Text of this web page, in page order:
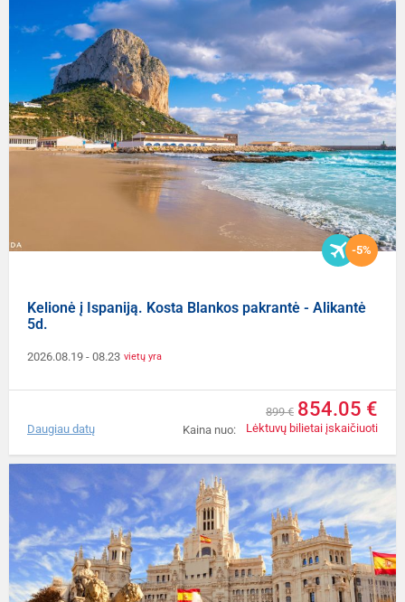
-5%
Kelionė į Ispaniją. Kosta Blankos pakrantė - Alikantė
5d.
2026.08.19 - 08.23 vietų yra
Kaina nuo:
899 € 854.05 €
Lėktuvų bilietai įskaičiuoti
Daugiau datų